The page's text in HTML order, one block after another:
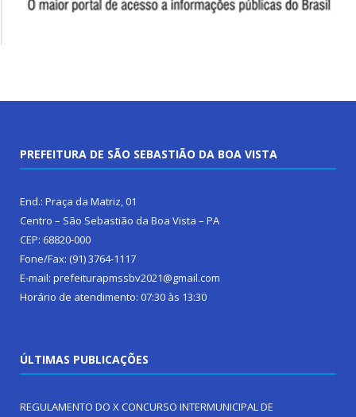
PREFEITURA DE SÃO SEBASTIÃO DA BOA VISTA
End.: Praça da Matriz, 01
Centro – São Sebastião da Boa Vista – PA
CEP: 68820-000
Fone/Fax: (91) 3764-1117
E-mail: prefeiturapmssbv2021@gmail.com
Horário de atendimento: 07:30 às 13:30
ÚLTIMAS PUBLICAÇÕES
REGULAMENTO DO X CONCURSO INTERMUNICIPAL DE